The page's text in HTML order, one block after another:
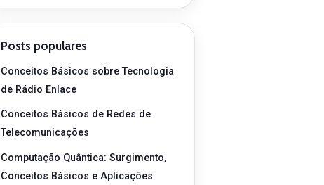
Posts populares
Conceitos Básicos sobre Tecnologia
de Rádio Enlace
Conceitos Básicos de Redes de
Telecomunicações
Computação Quântica: Surgimento,
Conceitos Básicos e Aplicações